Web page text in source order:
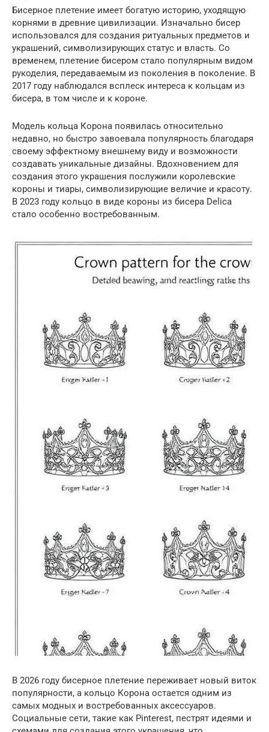
Бисерное плетение имеет богатую историю, уходящую
корнями в древние цивилизации. Изначально бисер
использовался для создания ритуальных предметов и
украшений, символизирующих статус и власть. Со
временем, плетение бисером стало популярным видом
рукоделия, передаваемым из поколения в поколение. В
2017 году наблюдался всплеск интереса к кольцам из
бисера, в том числе и к короне.
Модель кольца Корона появилась относительно
недавно, но быстро завоевала популярность благодаря
своему эффектному внешнему виду и возможности
создавать уникальные дизайны. Вдохновением для
создания этого украшения послужили королевские
короны и тиары, символизирующие величие и красоту.
В 2023 году кольцо в виде короны из бисера Delica
стало особенно востребованным.
В 2026 году бисерное плетение переживает новый виток
популярности, а кольцо Корона остается одним из
самых модных и востребованных аксессуаров.
Социальные сети, такие как Pinterest, пестрят идеями и